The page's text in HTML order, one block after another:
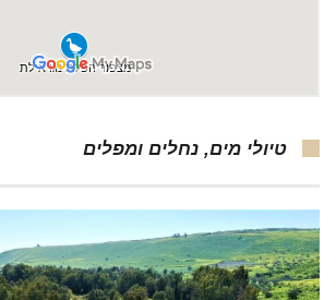
טיולי מים, נחלים ומפלים